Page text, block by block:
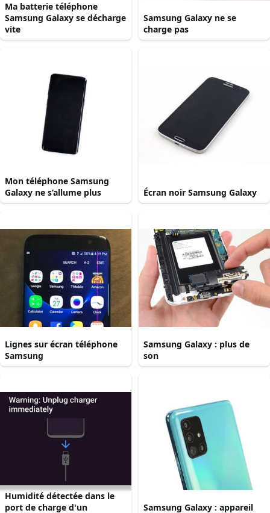
Ma batterie téléphone
Samsung Galaxy se décharge
vite
Samsung Galaxy ne se
charge pas
Mon téléphone Samsung
Galaxy ne s’allume plus
Écran noir Samsung Galaxy
Lignes sur écran téléphone
Samsung
Samsung Galaxy : plus de
son
Humidité détectée dans le
port de charge d'un
Samsung Galaxy : appareil